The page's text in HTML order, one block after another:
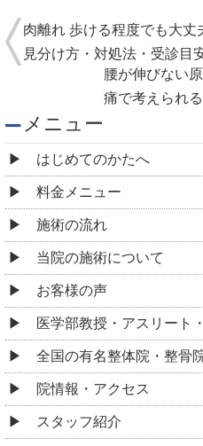
肉離れ 歩ける程度でも大丈
見分け方・対処法・受診目
腰が伸びない
痛で考えられ
メニュー
はじめてのかたへ
料金メニュー
施術の流れ
当院の施術について
お客様の声
医学部教授・アスリート
全国の有名整体院・整骨
院情報・アクセス
スタッフ紹介